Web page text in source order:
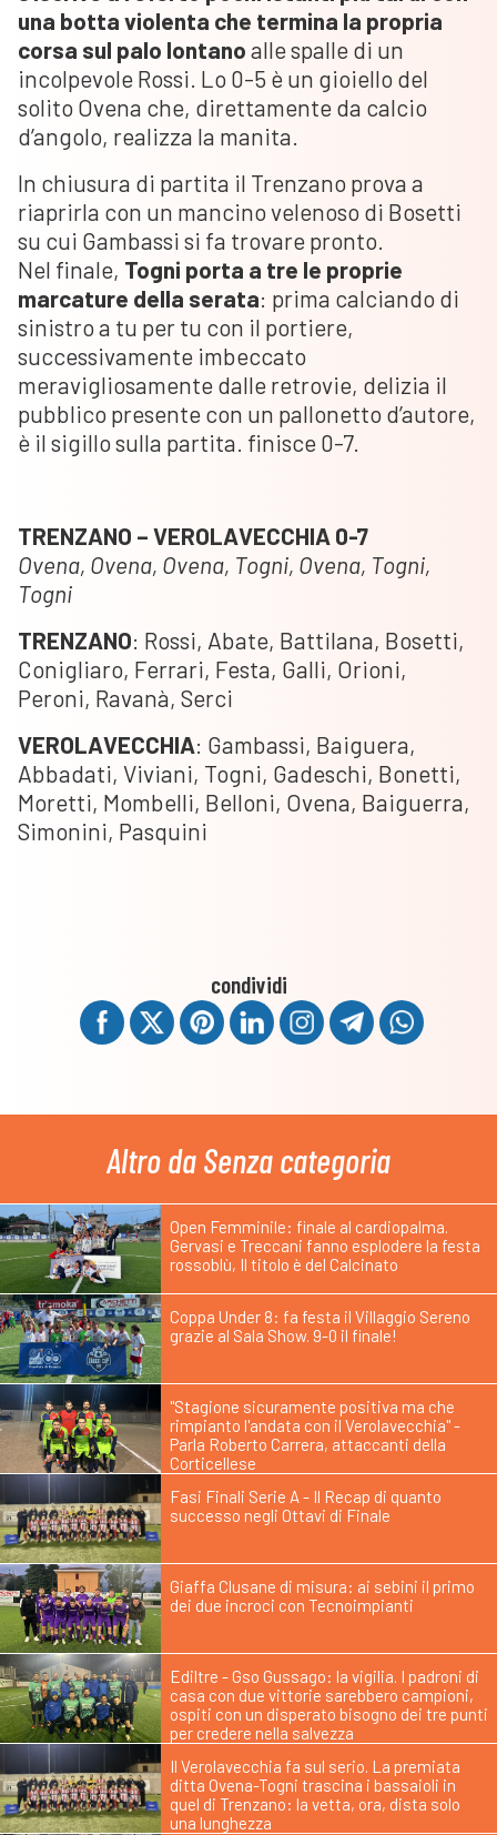
una botta violenta che termina la propria
corsa sul palo lontano alle spalle di un
incolpevole Rossi. Lo 0-5 è un gioiello del
solito Ovena che, direttamente da calcio
d’angolo, realizza la manita.
In chiusura di partita il Trenzano prova a
riaprirla con un mancino velenoso di Bosetti
su cui Gambassi si fa trovare pronto.
Nel finale, Togni porta a tre le proprie
marcature della serata: prima calciando di
sinistro a tu per tu con il portiere,
successivamente imbeccato
meravigliosamente dalle retrovie, delizia il
pubblico presente con un pallonetto d’autore,
è il sigillo sulla partita. finisce 0-7.
TRENZANO – VEROLAVECCHIA 0-7
Ovena, Ovena, Ovena, Togni, Ovena, Togni,
Togni
TRENZANO: Rossi, Abate, Battilana, Bosetti,
Conigliaro, Ferrari, Festa, Galli, Orioni,
Peroni, Ravanà, Serci
VEROLAVECCHIA: Gambassi, Baiguera,
Abbadati, Viviani, Togni, Gadeschi, Bonetti,
Moretti, Mombelli, Belloni, Ovena, Baiguerra,
Simonini, Pasquini
condividi
Altro da Senza categoria
Open Femminile: finale al cardiopalma.
Gervasi e Treccani fanno esplodere la festa
rossoblù, Il titolo è del Calcinato
Coppa Under 8: fa festa il Villaggio Sereno
grazie al Sala Show. 9-0 il finale!
"Stagione sicuramente positiva ma che
rimpianto l'andata con il Verolavecchia" -
Parla Roberto Carrera, attaccanti della
Corticellese
Fasi Finali Serie A - Il Recap di quanto
successo negli Ottavi di Finale
Giaffa Clusane di misura: ai sebini il primo
dei due incroci con Tecnoimpianti
Ediltre - Gso Gussago: la vigilia. I padroni di
casa con due vittorie sarebbero campioni,
ospiti con un disperato bisogno dei tre punti
per credere nella salvezza
Il Verolavecchia fa sul serio. La premiata
ditta Ovena-Togni trascina i bassaioli in
quel di Trenzano: la vetta, ora, dista solo
una lunghezza